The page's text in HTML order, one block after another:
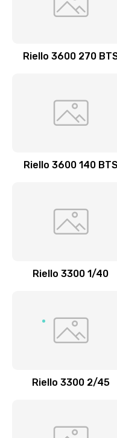
Riello 3600 270
Riello 3600 140 BTS
Riello 3300 1/40
Riello 3300 2/45